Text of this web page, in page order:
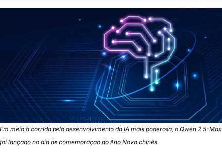
Em meio à corrida pelo desenvolvimento da IA mais poderosa, o Qwen 2.5-Max
foi lançado no dia de comemoração do Ano Novo chinês